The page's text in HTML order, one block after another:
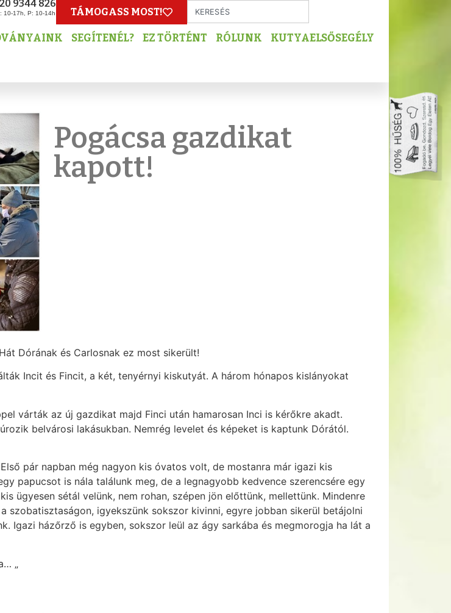
9344 826
10-17h, P: 10-14h TÁMOGASS MOST!
SEGÍTENÉL? EZ TÖRTÉNT RÓLUNK KUTYAELSŐSEGÉLY
Pogácsa gazdikat
kapott!
Dórának és Carlosnak ez most sikerült!
Incit és Fincit, a két, tenyérnyi kiskutyát. A három hónapos kislányokat
várták az új gazdikat majd Finci után hamarosan Inci is kérőkre akadt.
belvárosi lakásukban. Nemrég levelet és képeket is kaptunk Dórától.
pár napban még nagyon kis óvatos volt, de mostanra már igazi kis
papucsot is nála találunk meg, de a legnagyobb kedvence szerencsére egy
ügyesen sétál velünk, nem rohan, szépen jön előttünk, mellettünk. Mindenre
szobatisztaságon, igyekszünk sokszor kivinni, egyre jobban sikerül betájolni
Igazi házőrző is egyben, sokszor leül az ágy sarkába és megmorogja ha lát a
„